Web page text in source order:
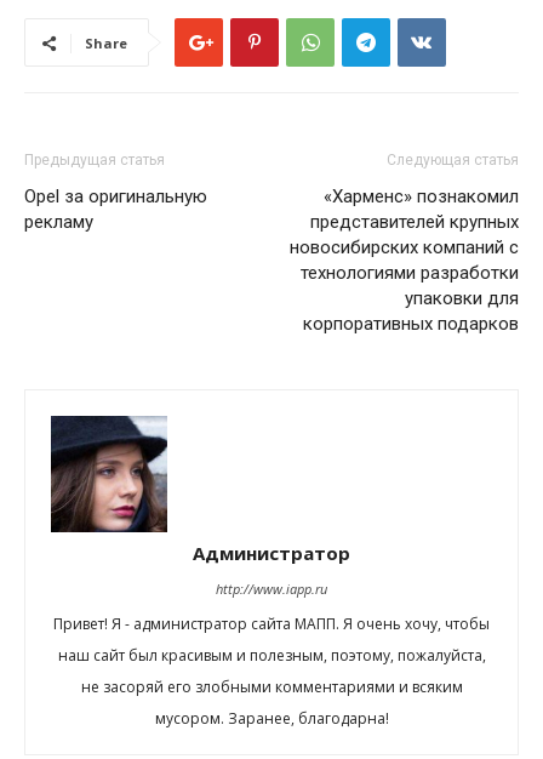
Share
Предыдущая статья
Opel за оригинальную
рекламу
Следующая статья
«Харменс» познакомил
представителей крупных
новосибирских компаний с
технологиями разработки
упаковки для
корпоративных подарков
Администратор
http://www.iapp.ru
Привет! Я - администратор сайта МАПП. Я очень хочу, чтобы
наш сайт был красивым и полезным, поэтому, пожалуйста,
не засоряй его злобными комментариями и всяким
мусором. Заранее, благодарна!